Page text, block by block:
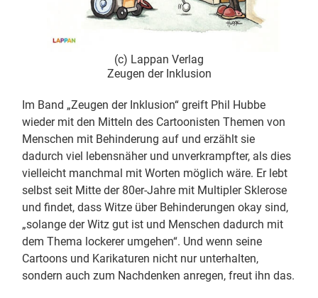
(c) Lappan Verlag
Zeugen der Inklusion
Im Band „Zeugen der Inklusion“ greift Phil Hubbe
wieder mit den Mitteln des Cartoonisten Themen von
Menschen mit Behinderung auf und erzählt sie
dadurch viel lebensnäher und unverkrampfter, als dies
vielleicht manchmal mit Worten möglich wäre. Er lebt
selbst seit Mitte der 80er-Jahre mit Multipler Sklerose
und findet, dass Witze über Behinderungen okay sind,
„solange der Witz gut ist und Menschen dadurch mit
dem Thema lockerer umgehen“. Und wenn seine
Cartoons und Karikaturen nicht nur unterhalten,
sondern auch zum Nachdenken anregen, freut ihn das.